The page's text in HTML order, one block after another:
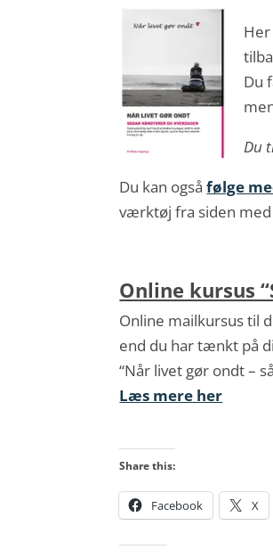
Du
Du
Du kan ogsåfølge
værktøj fra siden med
Online kursus
Online mailkursus til
end du har tænkt på
“Når livet gør ondt –
Læs mere her
Share this:
Facebook X